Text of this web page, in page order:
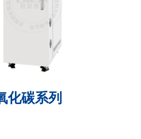
化碳系列